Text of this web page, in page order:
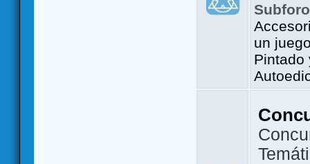
un
Pintado